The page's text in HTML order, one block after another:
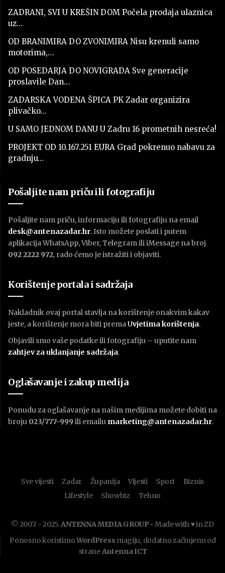
ZADRANI, SVI U KREŠIN DOM Počela prodaja ulaznica
uz…
OD BRANIMIRA DO ZVONIMIRA Nisu krenuli samo
motorima,…
OD POSEDARJA DO NOVIGRADA Sve generacije
proslavile Dan…
ZADARSKA VODENA ŠPICA PK Zadar organizira
plivačko…
U SAMO JEDNOM DANU U Zadru 16 prometnih nesreća!
PROJEKT OD 10.167.251 EURA Grad pokrenuo nabavu za
gradnju…
Pošaljite nam priču ili fotografiju
Pošaljite nam priču, informaciju ili fotografiju na email
desk@antenazadar.hr. Isto možete poslati i putem
aplikacija WhatsApp, Viber, Telegram ili iMessage na broj
092 2222 972, rado ćemo je istražiti i objaviti.
Korištenje portala i sadržaja
Nakladnik ovaj portal stavlja na korištenje onakvim kakav
jeste, a korištenje mora biti premaUvjetima korištenja.
Objavili smo vaše podatke ili fotografiju – uputite nam
zahtjev za uklanjanje sadržaja.
Oglašavanje i zakup medija
Ponudu za oglašavanje na našim medijima možete dobiti na
broju 023/777-999 ili emailu marketing@antenazadar.hr.
Sve vijesti Zadar Županija Vijesti Sport
Biznis
Lifestyle
Showbiz Tehno
© 2007. - 2025.ANTENNA MEDIA GROUP • Made with ♥ in ZD
Ponosno koristimoWordPress magiju, dodatno začinjenu od
straneAntenna ICT